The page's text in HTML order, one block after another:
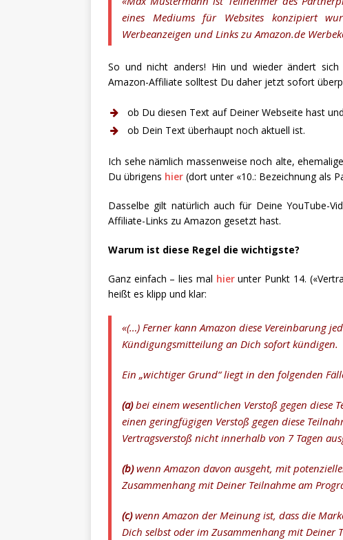
eines Mediums für Websites konzipiert
Werbeanzeigen und Links zu Amazon.de
So und nicht anders! Hin und wieder ändert
Amazon-Affiliate solltest Du daher jetzt sofort
ob Du diesen Text auf Deiner Webseite hast und
ob Dein Text überhaupt noch aktuell ist.
Ich sehe nämlich massenweise noch alte,
Du übrigens hier (dort unter «10.: Bezeichnung als
Dasselbe gilt natürlich auch für Deine YouTube-
Affiliate-Links zu Amazon gesetzt hast.
Warum ist diese Regel die wichtigste?
Ganz einfach – lies mal hierunter Punkt 14.
heißt es klipp und klar:
«(…) Ferner kann Amazon diese Vereinbarung
Kündigungsmitteilung an Dich sofort kündigen.
Ein „wichtiger Grund“ liegt in den folgenden
(a)bei einem wesentlichen Verstoß gegen diese
einen geringfügigen Verstoß gegen diese
Vertragsverstoß nicht innerhalb von 7 Tagen
(b)wenn Amazon davon ausgeht, mit
Zusammenhang mit Deiner Teilnahme am
(c)wenn Amazon der Meinung ist, dass die
Dich selbst oder im Zusammenhang mit